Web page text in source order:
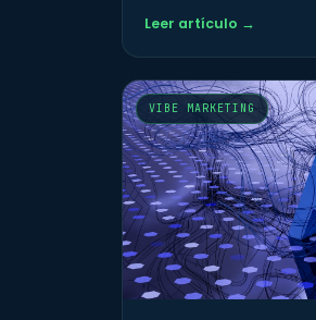
Leer artículo →
VIBE MARKETING